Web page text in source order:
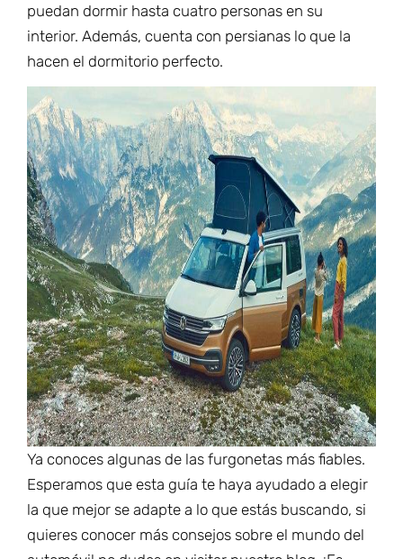
puedan dormir hasta cuatro personas en su
interior. Además, cuenta con persianas lo que la
hacen el dormitorio perfecto.
Ya conoces algunas de las furgonetas más fiables.
Esperamos que esta guía te haya ayudado a elegir
la que mejor se adapte a lo que estás buscando, si
quieres conocer más consejos sobre el mundo del